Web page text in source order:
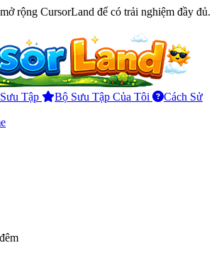
rộng CursorLand để có trải nghiệm đầy đủ.
Tập Bộ Sưu Tập Của Tôi
Cách Sử